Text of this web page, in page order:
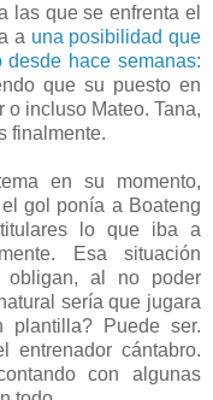
las que se enfrenta el
a una posibilidad que
hace semanas:
que su puesto en
o incluso Mateo. Tana,
finalmente.
en su momento,
gol ponía a Boateng
lo que iba a
Esa situación
obligan, al no poder
sería que jugara
plantilla? Puede ser.
entrenador cántabro.
con algunas